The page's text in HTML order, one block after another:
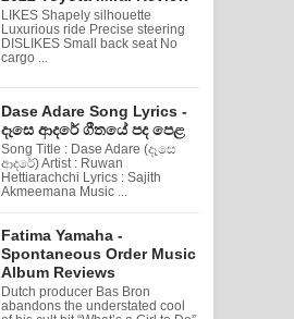
LIKES Shapely silhouette
Luxurious ride Precise steering
DISLIKES Small back seat No
cargo ...
Dase Adare Song Lyrics -
දෑසෙ ආදරේ ගීතයේ පද පෙළ
Song Title : Dase Adare (දෑසෙ
ආදරේ) Artist : Ruwan
Hettiarachchi Lyrics : Sajith
Akmeemana Music ...
Fatima Yamaha -
Spontaneous Order Music
Album Reviews
Dutch producer Bas Bron
abandons the understated cool